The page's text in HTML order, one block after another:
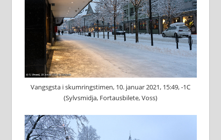
Vangsgsta i skumringstimen, 10. januar 2021, 15:49, -1C
(Sylvsmidja, Fortausbilete, Voss)